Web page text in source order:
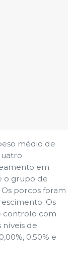
médio de
em
o grupo de
porcos foram
Os
controlo com
níveis de
0,50% e